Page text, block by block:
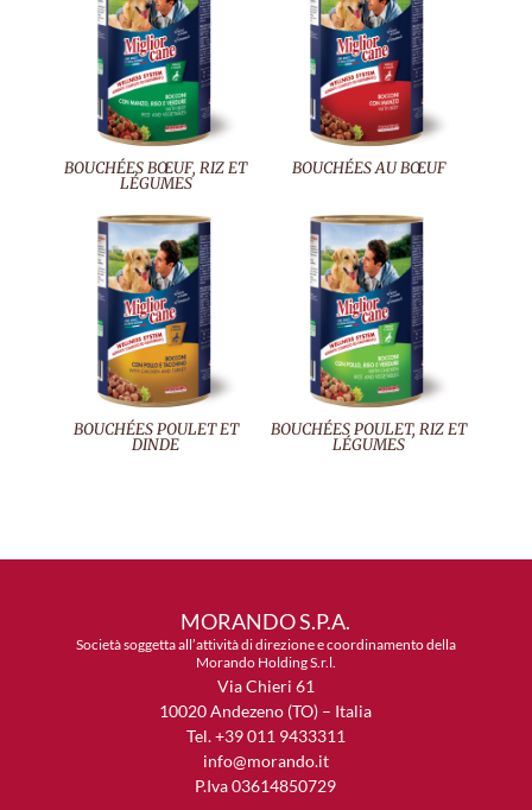
BOUCHÉES BŒUF, RIZ ET
LÉGUMES
BOUCHÉES AU BŒUF
BOUCHÉES POULET ET
DINDE
BOUCHÉES POULET, RIZ ET
LÉGUMES
MORANDO S.P.A.
Società soggetta all’attività di direzione e coordinamento della
Morando Holding S.r.l.
Via Chieri 61
10020 Andezeno (TO) – Italia
Tel. +39 011 9433311
info@morando.it
P.Iva 03614850729